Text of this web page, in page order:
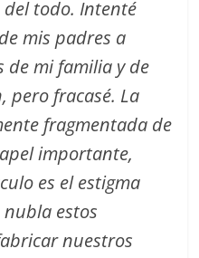
todo. Intenté
mis padres a
de mi familia y de
pero fracasé. La
fragmentada de
importante,
es el estigma
nubla estos
nuestros